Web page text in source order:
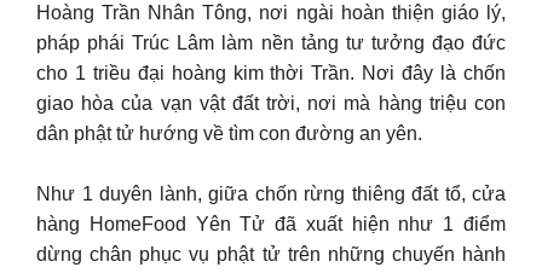
Hoàng Trần Nhân Tông, nơi ngài hoàn thiện giáo lý,
pháp phái Trúc Lâm làm nền tảng tư tưởng đạo đức
cho 1 triều đại hoàng kim thời Trần. Nơi đây là chốn
giao hòa của vạn vật đất trời, nơi mà hàng triệu con
dân phật tử hướng về tìm con đường an yên.
Như 1 duyên lành, giữa chốn rừng thiêng đất tổ, cửa
hàng HomeFood Yên Tử đã xuất hiện như 1 điểm
dừng chân phục vụ phật tử trên những chuyến hành